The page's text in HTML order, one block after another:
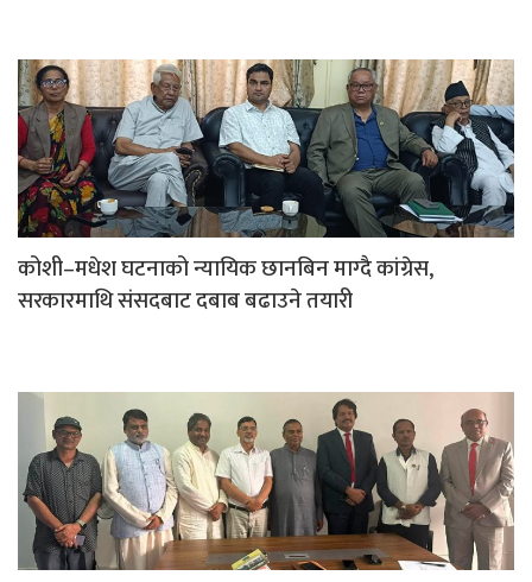
कोशी–मधेश घटनाको न्यायिक छानबिन माग्दै कांग्रेस,
सरकारमाथि संसदबाट दबाब बढाउने तयारी